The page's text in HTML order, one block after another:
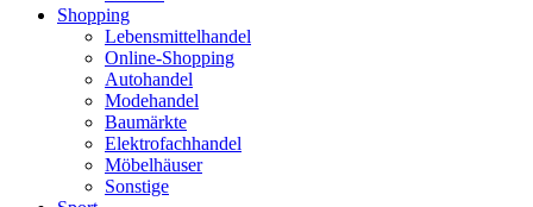
Shopping
Lebensmittelhandel
Online-Shopping
Autohandel
Modehandel
Baumärkte
Elektrofachhandel
Möbelhäuser
Sonstige